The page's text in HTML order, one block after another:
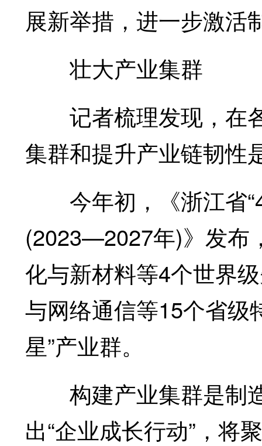
展新举措，进一步激活
壮大产业集群
记者梳理发现，在
集群和提升产业链韧性
今年初，《浙江省
(2023—2027年)》发布
化与新材料等4个世界
与网络通信等15个省级
星”产业群。
构建产业集群是制
出“企业成长行动”，将